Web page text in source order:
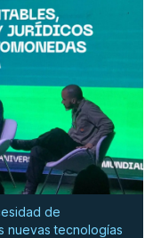
de
nuevas tecnologías